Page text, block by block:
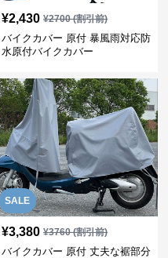
¥2,430 ¥2700(割引前)
バイクカバー 原付 暴風雨対応防
水原付バイクカバー
SALE
¥3,380 ¥3760(割引前)
バイクカバー 原付 丈夫な裾部分